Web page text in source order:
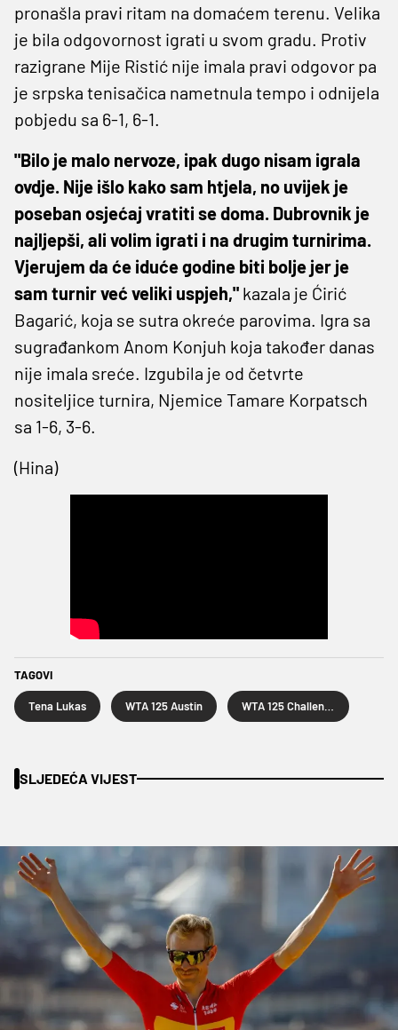
pronašla pravi ritam na domaćem terenu. Velika
je bila odgovornost igrati u svom gradu. Protiv
razigrane Mije Ristić nije imala pravi odgovor pa
je srpska tenisačica nametnula tempo i odnijela
pobjedu sa 6-1, 6-1.
"Bilo je malo nervoze, ipak dugo nisam igrala
ovdje. Nije išlo kako sam htjela, no uvijek je
poseban osjećaj vratiti se doma. Dubrovnik je
najljepši, ali volim igrati i na drugim turnirima.
Vjerujem da će iduće godine biti bolje jer je
sam turnir već veliki uspjeh," kazala je Ćirić
Bagarić, koja se sutra okreće parovima. Igra sa
sugrađankom Anom Konjuh koja također danas
nije imala sreće. Izgubila je od četvrte
nositeljice turnira, Njemice Tamare Korpatsch
sa 1-6, 3-6.
(Hina)
TAGOVI
Tena Lukas WTA 125 Austin
SLJEDEĆA VIJEST